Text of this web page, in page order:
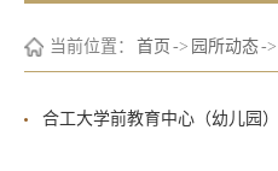
当前位置： 首页 -> 园所动态->